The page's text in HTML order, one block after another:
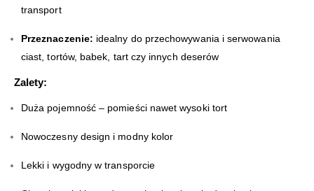
transport
Przeznaczenie: idealny do przechowywania i serwowania
ciast, tortów, babek, tart czy innych deserów
Zalety:
Duża pojemność – pomieści nawet wysoki tort
Nowoczesny design i modny kolor
Lekki i wygodny w transporcie